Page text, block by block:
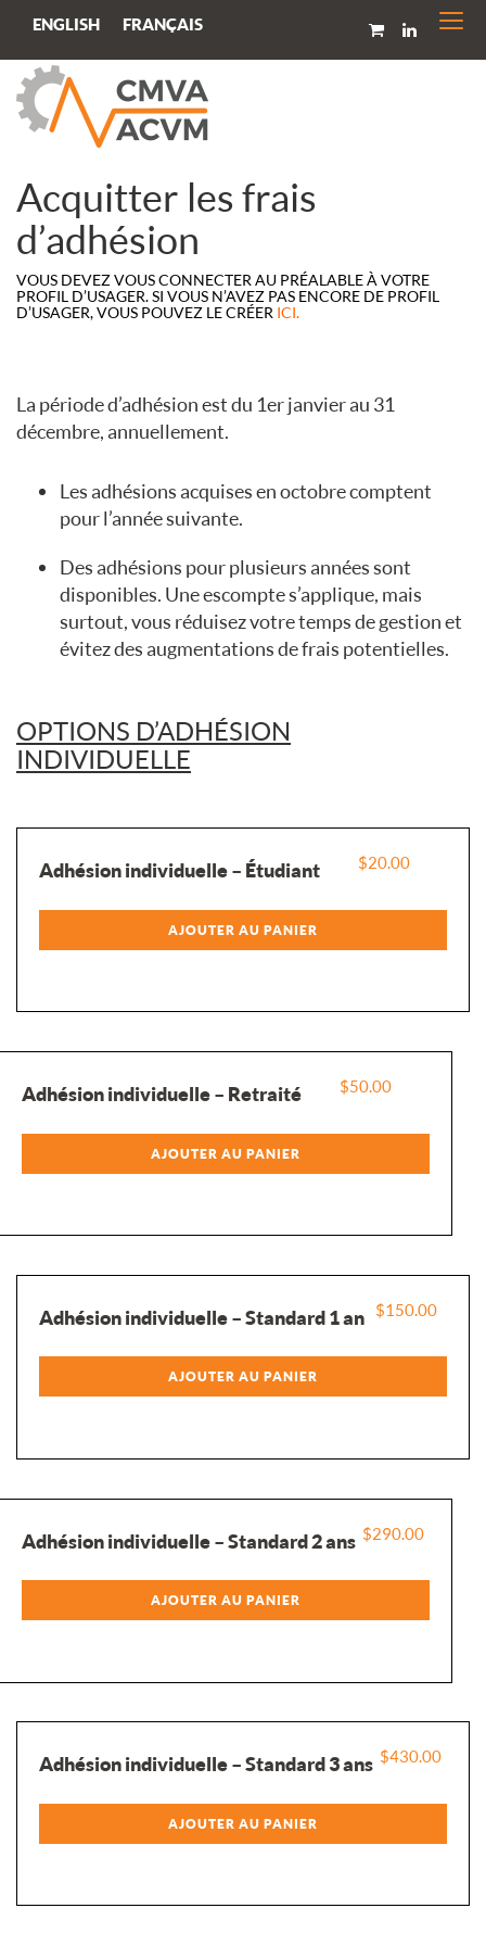
ENGLISH FRANÇAIS
Acquitter les frais
d’adhésion
VOUS DEVEZ VOUS CONNECTER AU PRÉALABLE À VOTRE
PROFIL D’USAGER. SI VOUS N’AVEZ PAS ENCORE DE PROFIL
D’USAGER, VOUS POUVEZ LE CRÉER ICI.
La période d’adhésion est du 1er janvier au 31
décembre, annuellement.
Les adhésions acquises en octobre comptent
pour l’année suivante.
Des adhésions pour plusieurs années sont
disponibles. Une escompte s’applique, mais
surtout, vous réduisez votre temps de gestion et
évitez des augmentations de frais potentielles.
OPTIONS D’ADHÉSION
INDIVIDUELLE
Adhésion individuelle – Étudiant $20.00
AJOUTER AU PANIER
Adhésion individuelle – Retraité $50.00
AJOUTER AU PANIER
Adhésion individuelle – Standard 1 an $150.00
AJOUTER AU PANIER
Adhésion individuelle – Standard 2 ans $290.00
AJOUTER AU PANIER
Adhésion individuelle – Standard 3 ans $430.00
AJOUTER AU PANIER